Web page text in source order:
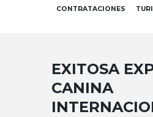
CONTRATACIONES
EXITOSA
CANINA